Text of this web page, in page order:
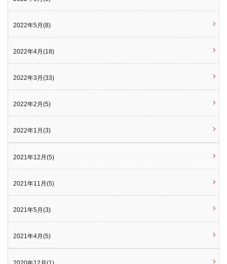
2022年5月(8)
2022年4月(18)
2022年3月(33)
2022年2月(5)
2022年1月(3)
2021年12月(5)
2021年11月(5)
2021年5月(3)
2021年4月(5)